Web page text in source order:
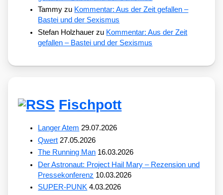
Tammy zu Kommentar: Aus der Zeit gefallen –
Bastei und der Sexismus
Stefan Holzhauer zu Kommentar: Aus der Zeit
gefallen – Bastei und der Sexismus
Fischpott
Langer Atem 29.07.2026
Qwert 27.05.2026
The Running Man 16.03.2026
Der Astronaut: Project Hail Mary – Rezension und
Pressekonferenz 10.03.2026
SUPER-PUNK 4.03.2026